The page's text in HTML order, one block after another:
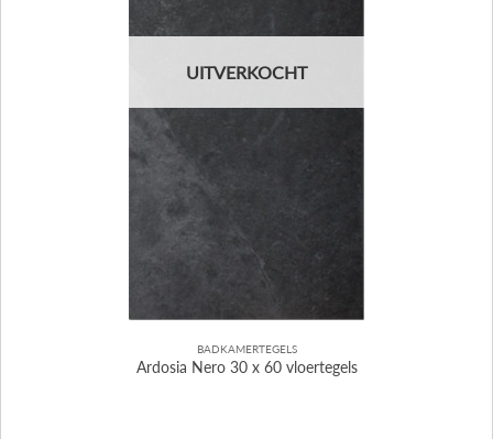
UITVERKOCHT
BADKAMERTEGELS
Ardosia Nero 30 x 60 vloertegels